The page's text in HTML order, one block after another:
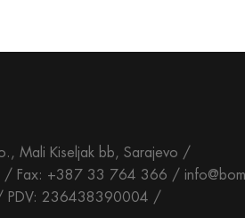
Mali Kiseljak bb, Sarajevo /
Fax: +387 33 764 366 /
236438390004 /